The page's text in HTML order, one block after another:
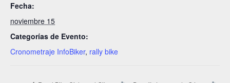
Fecha:
noviembre 15
Categorías de Evento:
Cronometraje InfoBiker, rally bike